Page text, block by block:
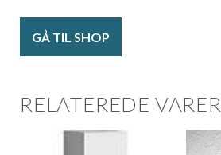
GÅ TIL SHOP
RELATEREDE VARER